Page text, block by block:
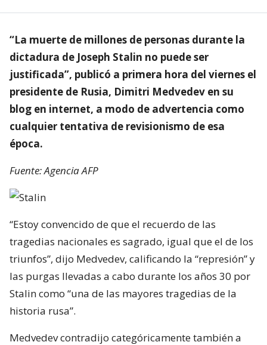
“La muerte de millones de personas durante la
dictadura de Joseph Stalin no puede ser
justificada”, publicó a primera hora del viernes el
presidente de Rusia, Dimitri Medvedev en su
blog en internet, a modo de advertencia como
cualquier tentativa de revisionismo de esa
época.
Fuente: Agencia AFP
“Estoy convencido de que el recuerdo de las
tragedias nacionales es sagrado, igual que el de los
triunfos”, dijo Medvedev, calificando la “represión” y
las purgas llevadas a cabo durante los años 30 por
Stalin como “una de las mayores tragedias de la
historia rusa”.
Medvedev contradijo categóricamente también a